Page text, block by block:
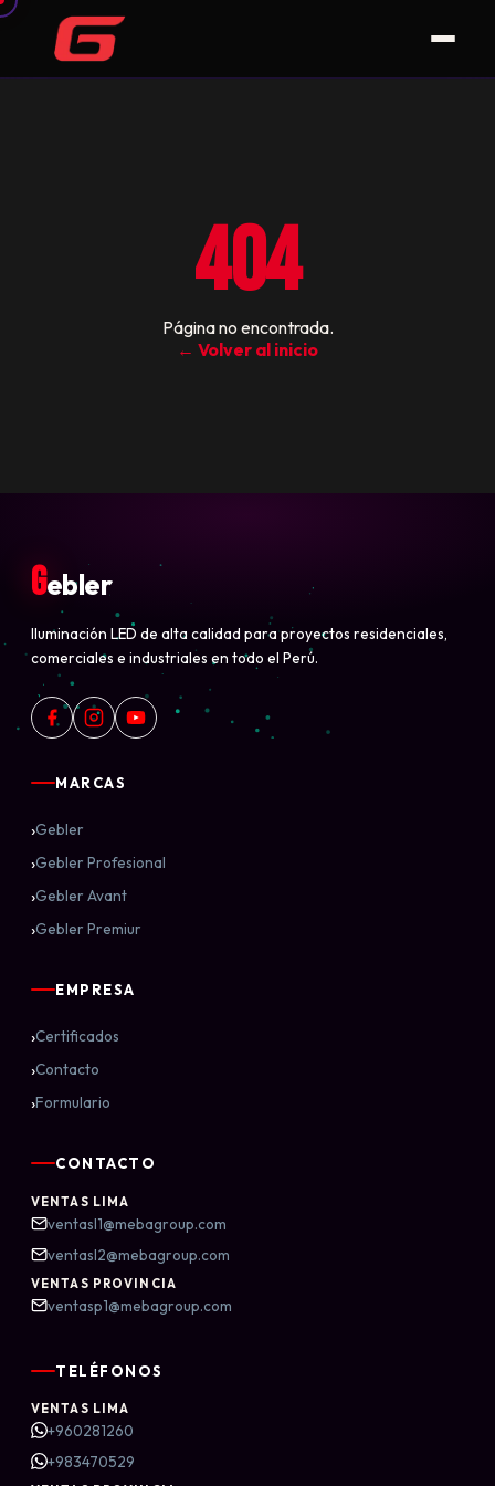
404
Página no encontrada.
← Volver al inicio
Gebler
Iluminación LED de alta calidad para proyectos residenciales,
comerciales e industriales en todo el Perú.
MARCAS
›Gebler
›Gebler Profesional
›Gebler Avant
›Gebler Premiur
EMPRESA
›Certificados
›Contacto
›Formulario
CONTACTO
VENTAS LIMA
ventasl1@mebagroup.com
ventasl2@mebagroup.com
VENTAS PROVINCIA
ventasp1@mebagroup.com
TELÉFONOS
VENTAS LIMA
+960281260
+983470529